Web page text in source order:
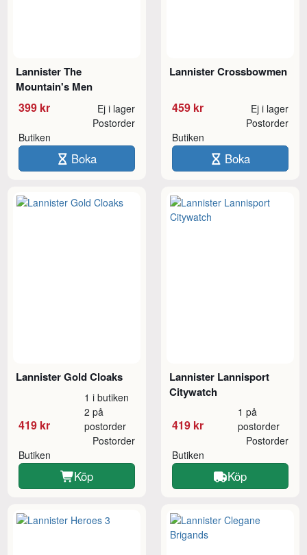
Lannister The
Mountain's Men
399 kr Ej i lager
Butiken
Postorder
Boka
Lannister Crossbowmen
459 kr Ej i lager
Butiken
Postorder
Boka
Lannister Gold Cloaks
419 kr
1 i butiken
2 på
postorder
Butiken
Postorder
Köp
Lannister Lannisport
Citywatch
419 kr
1 på
postorder
Butiken
Postorder
Köp